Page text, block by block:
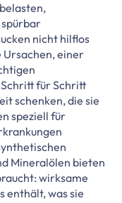
nicht hilflos
Ursachen, einer
für Schritt
schenken, die sie
speziell für
Mineralölen bieten
wirksame
enthält, was sie